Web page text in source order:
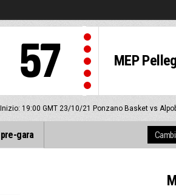
MEP
57
Inizio: 19:00 GMT 23/10/21 Ponzano Basket vs
gara